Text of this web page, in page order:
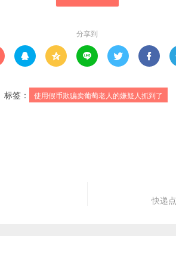
分享到
    
标签： 使用假币欺骗卖葡萄老人的嫌疑人抓到了
快递